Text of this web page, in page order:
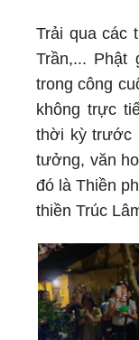
Trải qua các
Trần,... Phật
trong công
không trực
thời kỳ trước
tưởng, văn
đó là Thiền
thiền Trúc